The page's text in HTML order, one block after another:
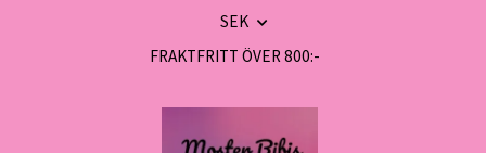
SEK
FRAKTFRITT ÖVER 800:-